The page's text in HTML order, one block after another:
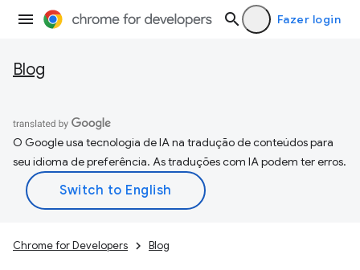
Fazer login
Blog
O Google usa tecnologia de IA na tradução de conteúdos para
seu idioma de preferência. As traduções com IA podem ter erros.
Chrome for Developers Blog